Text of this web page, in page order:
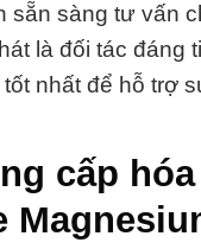
sẵn sàng tư vấn
là đối tác đáng
nhất để hỗ trợ
cấp